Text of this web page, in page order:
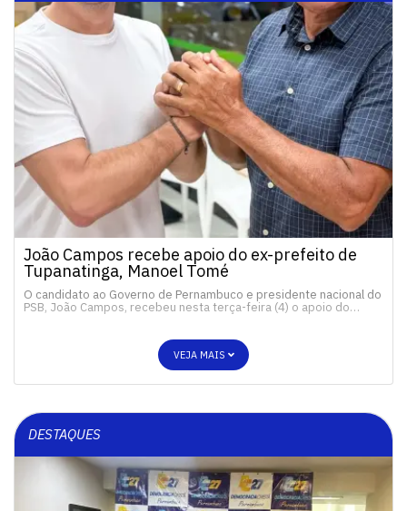
João Campos recebe apoio do ex-prefeito de
Tupanatinga, Manoel Tomé
O candidato ao Governo de Pernambuco e presidente nacional do
PSB, João Campos, recebeu nesta terça-feira (4) o apoio do…
VEJA MAIS
DESTAQUES